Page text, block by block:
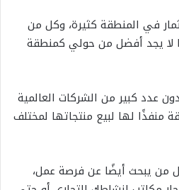
في المنطقة كثيرة، وكل من
لا يجد أفضل من حولي كمنطقة
عدد كبير من الشركات العالمية
منفذًا لها لبيع منتجاتها لمختلف
من يبحث أيضًا عن فرصة عمل،